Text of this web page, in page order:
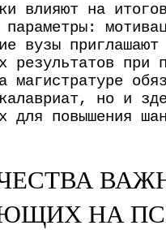
влияют на
вузы
результатов при
магистратуре
но и
для повышения
НА